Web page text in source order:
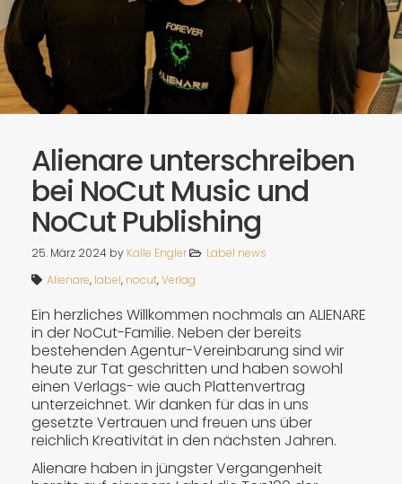
Alienare unterschreiben
bei NoCut Music und
NoCut Publishing
25. März 2024 by Kalle Engler
Label news
Alienare, label, nocut,Verlag
Ein herzliches Willkommen nochmals an ALIENARE
in der NoCut-Familie. Neben der bereits
bestehenden Agentur-Vereinbarung sind wir
heute zur Tat geschritten und haben sowohl
einen Verlags- wie auch Plattenvertrag
unterzeichnet. Wir danken für das in uns
gesetzte Vertrauen und freuen uns über
reichlich Kreativität in den nächsten Jahren.
Alienare haben in jüngster Vergangenheit